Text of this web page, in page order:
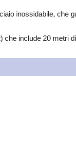
inossidabile, che
) che include 20 metri